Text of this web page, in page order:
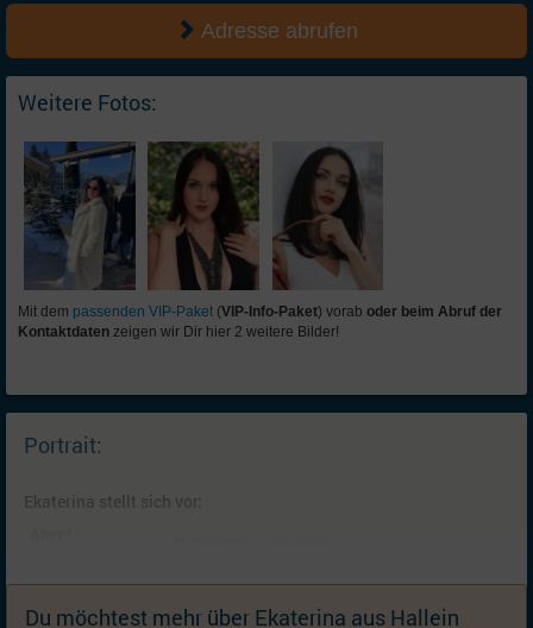
Adresse abrufen
Weitere Fotos:
Mit dem passenden VIP-Paket (VIP-Info-Paket) vorab oder beim Abruf der
Kontaktdaten zeigen wir Dir hier 2 weitere Bilder!
Portrait:
Ekaterina stellt sich vor:
Kinder:
2 Kinder: Sohn (16, lebt bei mir) , Sohn (11, lebt bei
mir); Ich wünsche mir keine (weiteren) Kinder
Du möchtest mehr über Ekaterina aus Hallein